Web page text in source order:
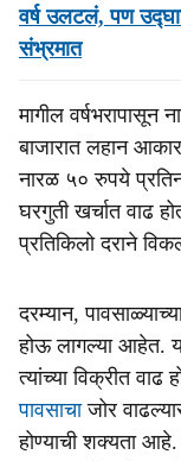
वर्ष उलटलं, पण
संभ्रमात
मागील
बाजारात लहान
नारळ ५० रुपये
घरगुती खर्चात वाढ
प्रतिकिलो दराने
दरम्यान,
होऊ लागल्या आहेत.
त्यांच्या विक्रीत वाढ
पावसाचाजोर
होण्याची शक्यता आहे.